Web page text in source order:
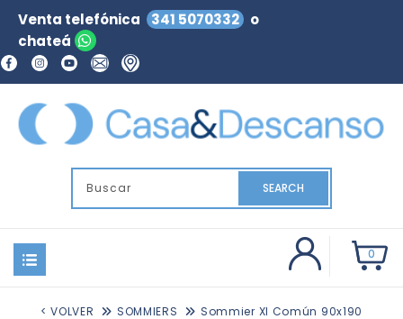
Venta telefónica 341 5070332
o
chateá
SEARCH
0
< VOLVER SOMMIERS Sommier Xl Común 90x190